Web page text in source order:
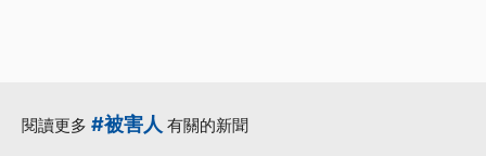
閱讀更多 #被害人 有關的新聞